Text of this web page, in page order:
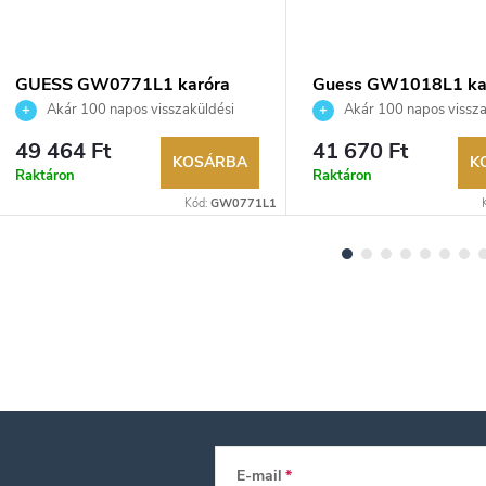
GUESS GW0771L1 karóra
Akár 100 napos visszaküldési
lehetőség. Hivatalos márkakereskedő.
49 464 Ft
Raktáron
KOSÁRBA
Kód: GW0771L1
Guess GW1018L1
Akár 100 napos
lehetőség. Hivatalos
41 670 Ft
Raktáron
E-mail